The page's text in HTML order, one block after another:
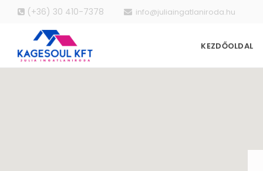
(+36) 30 410-7378 info@juliaingatlaniroda.hu
KEZDŐOLDAL